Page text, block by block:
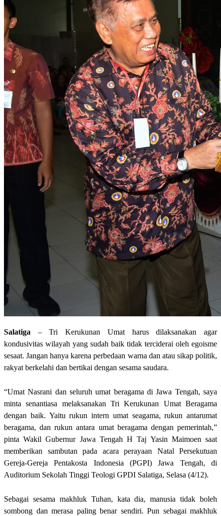
Salatiga – Tri Kerukunan Umat harus dilaksanakan agar
kondusivitas wilayah yang sudah baik tidak terciderai oleh egoisme
sesaat. Jangan hanya karena perbedaan warna dan atau sikap politik,
rakyat berkelahi dan bertikai dengan sesama saudara.
“Umat Nasrani dan seluruh umat beragama di Jawa Tengah, saya
minta senantiasa melaksanakan Tri Kerukunan Umat Beragama
dengan baik. Yaitu rukun intern umat seagama, rukun antarumat
beragama, dan rukun antara umat beragama dengan pemerintah,”
pinta Wakil Gubernur Jawa Tengah H Taj Yasin Maimoen saat
memberikan sambutan pada acara perayaan Natal Persekutuan
Gereja-Gereja Pentakosta Indonesia (PGPI) Jawa Tengah, di
Auditorium Sekolah Tinggi Teologi GPDI Salatiga, Selasa (4/12).
Sebagai sesama makhluk Tuhan, kata dia, manusia tidak boleh
sombong dan merasa paling benar sendiri. Pun sebagai makhluk